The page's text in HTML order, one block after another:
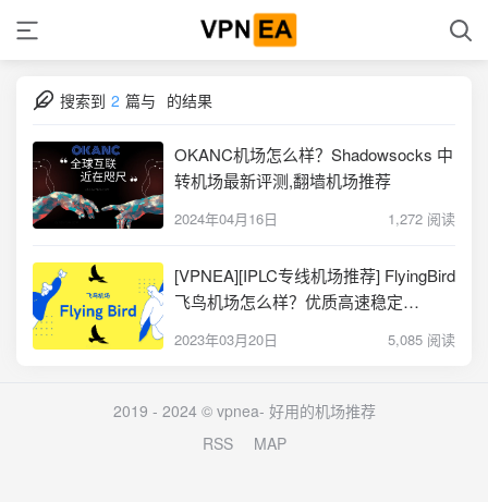
搜索到 2 篇与 的结果
OKANC机场怎么样？Shadowsocks 中
转机场最新评测,翻墙机场推荐
2024年04月16日 1,272 阅读
[VPNEA][IPLC专线机场推荐] FlyingBird
飞鸟机场怎么样？优质高速稳定
2023年03月20日 5,085 阅读
2019 - 2024 © vpnea- 好用的机场推荐
RSS
MAP